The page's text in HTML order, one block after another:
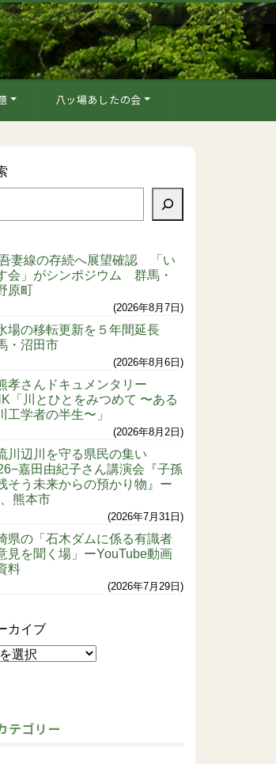
八ッ場あしたの会
妻線の存続へ展望確認 「い
会」がシンポジウム 群馬・
原町
2026年8月7日
場の移転更新を５年間延長
・沼田市
2026年8月6日
孝さんドキュメンタリー
「川とひとをみつめて 〜ある
工学者の半生〜」
2026年8月2日
川辺川を守る県民の集い
嘉田由紀子さん講演会『子孫
そう未来からの預かり物』ー
熊本市
2026年7月31日
県の「石木ダムに係る有識者
見を聞く場」ーYouTube動画
料
2026年7月29日
カイブ
テゴリー